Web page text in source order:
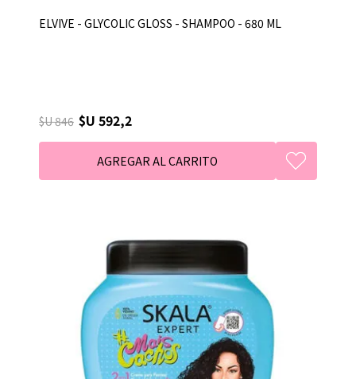
ELVIVE - GLYCOLIC GLOSS - SHAMPOO - 680 ML
$U 846 $U 592,2